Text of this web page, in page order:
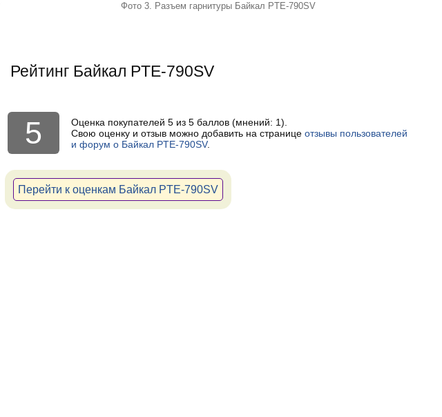
Фото 3. Разъем гарнитуры Байкал PTE-790SV
Рейтинг Байкал PTE-790SV
5 Оценка покупателей 5из 5 баллов (мнений: 1).
Свою оценку и отзыв можно добавить на странице отзывы пользователей
и форум о Байкал PTE-790SV.
Перейти к оценкам Байкал PTE-790SV